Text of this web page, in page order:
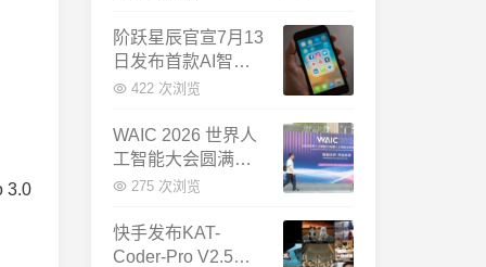
3.0
倍
阶跃星辰官宣7月13
日发布首款AI智能
体终端：大模型公
422 次浏览
WAIC 2026 世界人
工智能大会圆满闭
幕：多项重磅成果
球AI合作新中心
275 次浏览
快手发布KAT-
Coder-Pro V2.5：